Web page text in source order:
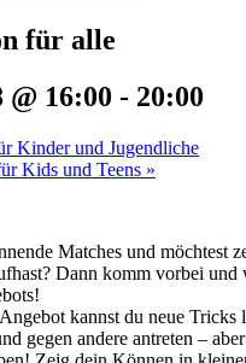
für alle
@ 16:00 - 20:00
Kinder und Jugendliche
Kids und Teens »
Matches und möchtest
Dann komm vorbei und
kannst du neue Tricks
gegen andere antreten –